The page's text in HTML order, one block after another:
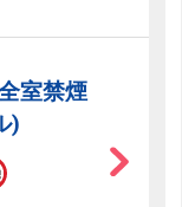
室禁煙
)